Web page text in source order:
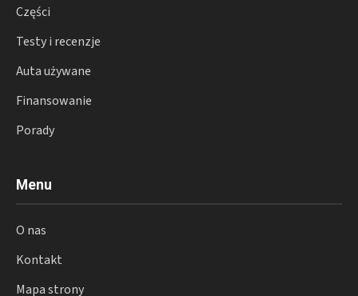
Części
Testy i recenzje
Auta używane
Finansowanie
Porady
Menu
O nas
Kontakt
Mapa strony